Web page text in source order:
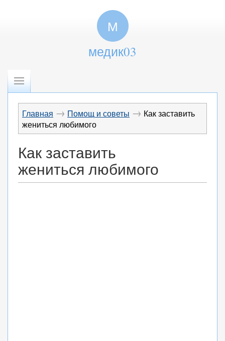
М
медик03
Главная → Помощ и советы → Как заставить
жениться любимого
Как заставить
жениться любимого